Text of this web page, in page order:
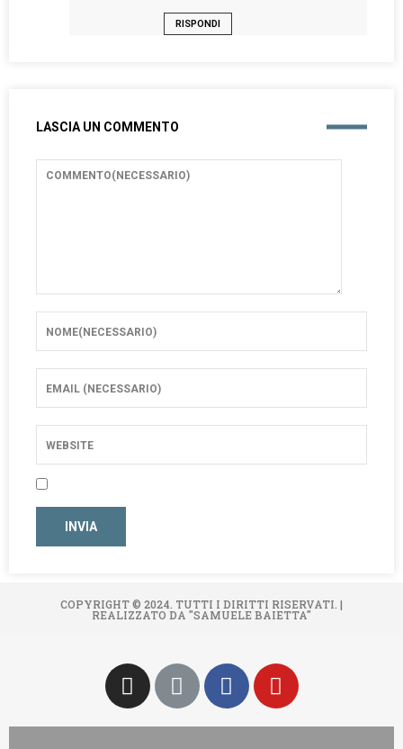
RISPONDI
LASCIA UN COMMENTO
COPYRIGHT © 2024. TUTTI I DIRITTI RISERVATI. |
REALIZZATO DA "SAMUELE BAIETTA"